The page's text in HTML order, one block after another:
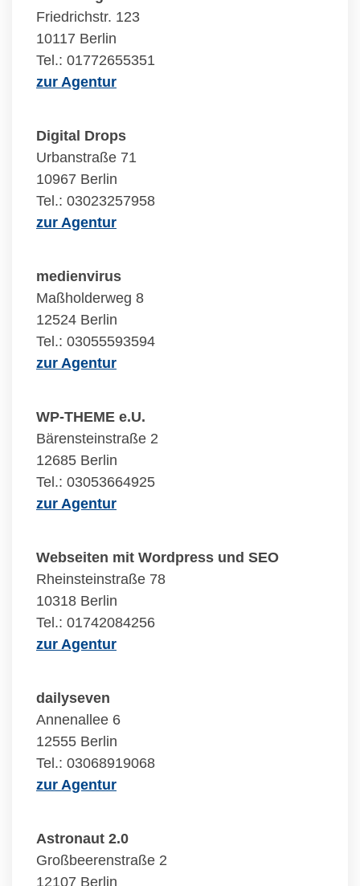
Friedrichstr. 123
10117 Berlin
Tel.: 01772655351
zur Agentur
Digital Drops
Urbanstraße 71
10967 Berlin
Tel.: 03023257958
zur Agentur
medienvirus
Maßholderweg 8
12524 Berlin
Tel.: 03055593594
zur Agentur
WP-THEME e.U.
Bärensteinstraße 2
12685 Berlin
Tel.: 03053664925
zur Agentur
Webseiten mit Wordpress und SEO
Rheinsteinstraße 78
10318 Berlin
Tel.: 01742084256
zur Agentur
dailyseven
Annenallee 6
12555 Berlin
Tel.: 03068919068
zur Agentur
Astronaut 2.0
Großbeerenstraße 2
12107 Berlin